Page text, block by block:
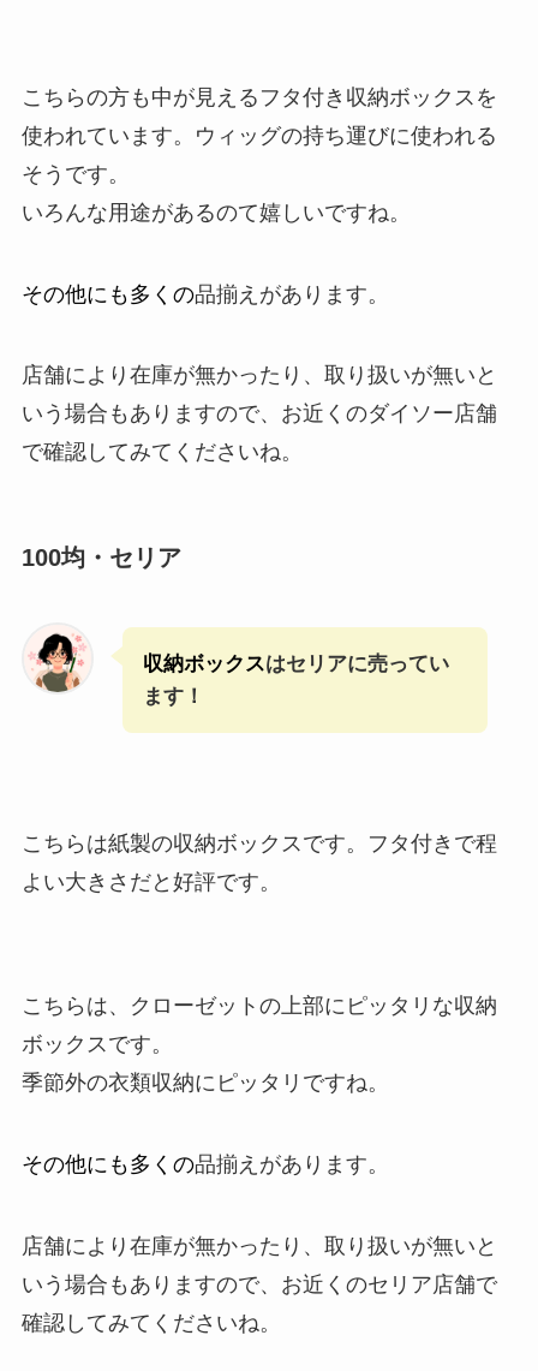
こちらの方も中が見えるフタ付き収納ボックスを
使われています。ウィッグの持ち運びに使われる
そうです。
いろんな用途があるのて嬉しいですね。
その他にも多くの品揃えがあります。
店舗により在庫が無かったり、取り扱いが無いと
いう場合もありますので、お近くのダイソー店舗
で確認してみてくださいね。
100均・セリア
収納ボックスはセリアに売ってい
ます！
こちらは紙製の収納ボックスです。フタ付きで程
よい大きさだと好評です。
こちらは、クローゼットの上部にピッタリな収納
ボックスです。
季節外の衣類収納にピッタリですね。
その他にも多くの品揃えがあります。
店舗により在庫が無かったり、取り扱いが無いと
いう場合もありますので、お近くのセリア店舗で
確認してみてくださいね。